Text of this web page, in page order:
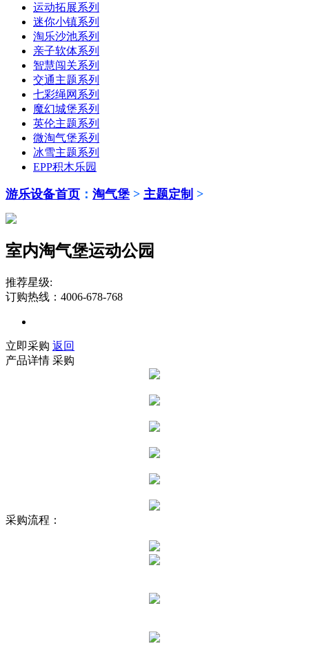
运动拓展系列
迷你小镇系列
淘乐沙池系列
亲子软体系列
智慧闯关系列
交通主题系列
七彩绳网系列
魔幻城堡系列
英伦主题系列
微淘气堡系列
冰雪主题系列
EPP积木乐园
游乐设备首页 ： 淘气堡 > 主题定制 >
室内淘气堡运动公园
推荐星级:
订购热线：4006-678-768
立即采购 返回
产品详情 采购
采购流程：